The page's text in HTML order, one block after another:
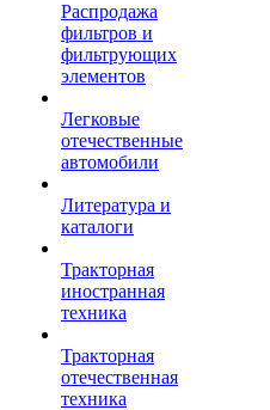
Распродажа
фильтров и
фильтрующих
элементов
Легковые
отечественные
автомобили
Литература и
каталоги
Тракторная
иностранная
техника
Тракторная
отечественная
техника